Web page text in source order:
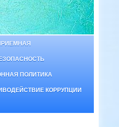
ПОЛИТИКА
КОРРУПЦИИ